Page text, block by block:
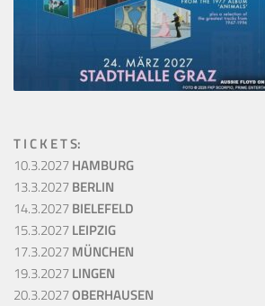
T I C K E T S:
10.3.2027HAMBURG
13.3.2027BERLIN
14.3.2027BIELEFELD
15.3.2027LEIPZIG
17.3.2027MÜNCHEN
19.3.2027LINGEN
20.3.2027OBERHAUSEN